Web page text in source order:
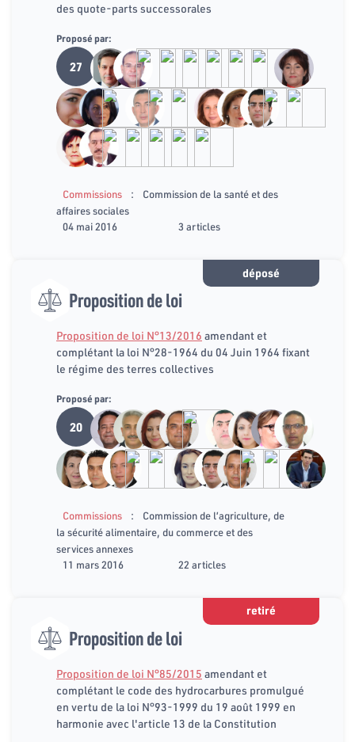
des quote-parts successorales
Proposé par:
27
Commissions :
Commission de la santé et des
affaires sociales
04 mai 2016
3 articles
déposé
Proposition de loi
Proposition de loi N°13/2016 amendant et
complétant la loi N°28-1964 du 04 Juin 1964 fixant
le régime des terres collectives
Proposé par:
20
Commissions :
Commission de l’agriculture, de
la sécurité alimentaire, du commerce et des
services annexes
11 mars 2016
22 articles
retiré
Proposition de loi
Proposition de loi N°85/2015 amendant et
complétant le code des hydrocarbures promulgué
en vertu de la loi N°93-1999 du 19 août 1999 en
harmonie avec l'article 13 de la Constitution